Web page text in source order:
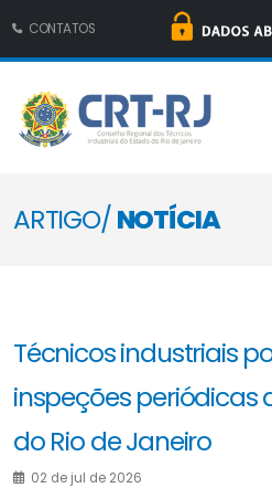
CONTATOS
ARTIGO/NOTÍCIA
Técnicos industriais
inspeções periódicas
do Rio de Janeiro
02 de jul de 2026